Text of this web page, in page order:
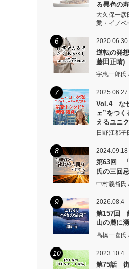
る異色の
大久保一彦
業・イノベ
6 2020.06.30
逆転の発
藤田正晴)
宇惠一郎氏
7 2025.06.27
Vol.4 な
ェ”をつ
えるユニ
日野江都
8 2024.09.18
第63回 「
氏の三回忌
中村義裕氏
9 2026.08.4
第157回
山の麓に
高橋一喜氏
10 2023.10.4
第75話 街